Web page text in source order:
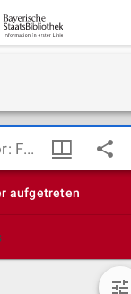
TypeError: Failed to fetch
aufgetreten